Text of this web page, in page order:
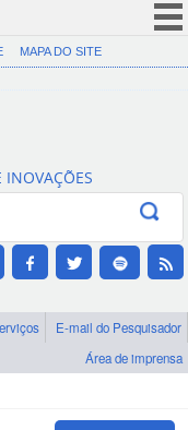
(COVID-19)
Canais
MAPA DO SITE
E-mail do Pesquisador
Área de imprensa